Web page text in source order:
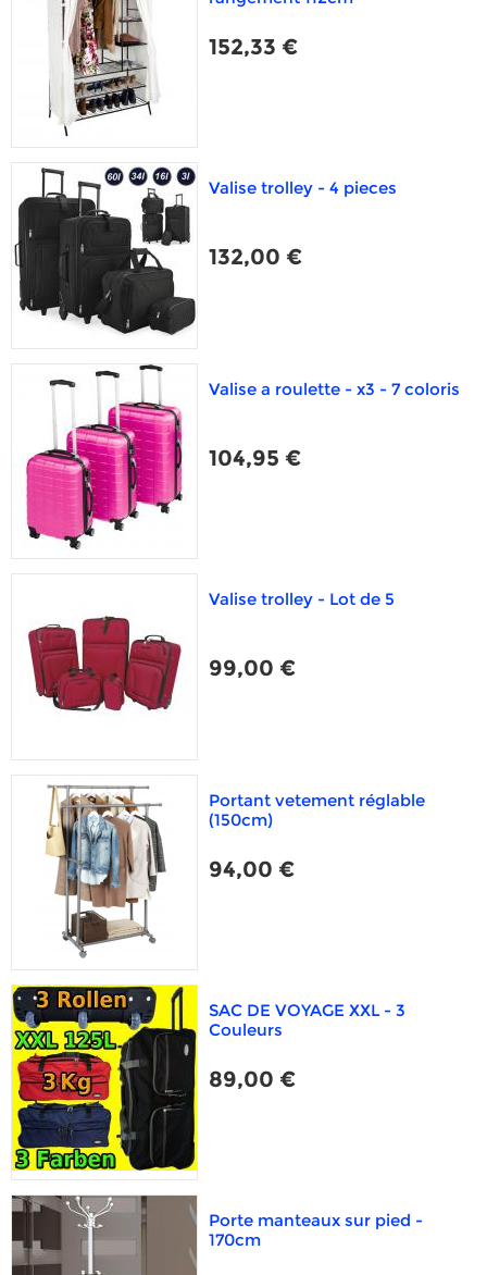
152,33 €
Valise trolley - 4 pieces
132,00 €
Valise a roulette - x3 - 7 coloris
104,95 €
Valise trolley - Lot de 5
99,00 €
Portant vetement réglable
(150cm)
94,00 €
SAC DE VOYAGE XXL - 3
Couleurs
89,00 €
Porte manteaux sur pied -
170cm